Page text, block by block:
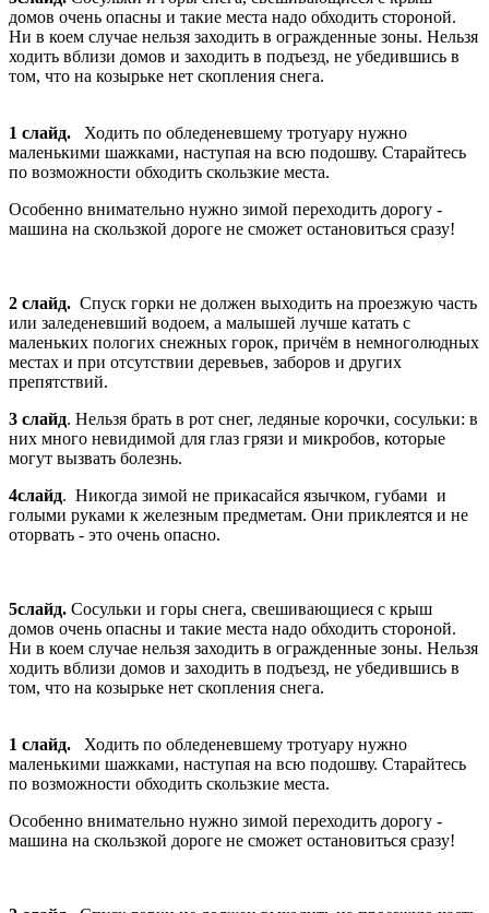
домов очень опасны и такие места надо обходить стороной.
Ни в коем случае нельзя заходить в огражденные зоны. Нельзя
ходить вблизи домов и заходить в подъезд, не убедившись в
том, что на козырьке нет скопления снега.
1 слайд. Ходить по обледеневшему тротуару нужно
маленькими шажками, наступая на всю подошву. Старайтесь
по возможности обходить скользкие места.
Особенно внимательно нужно зимой переходить дорогу -
машина на скользкой дороге не сможет остановиться сразу!
2 слайд. Спуск горки не должен выходить на проезжую часть
или заледеневший водоем, а малышей лучше катать с
маленьких пологих снежных горок, причём в немноголюдных
местах и при отсутствии деревьев, заборов и других
препятствий.
3 слайд. Нельзя брать в рот снег, ледяные корочки, сосульки: в
них много невидимой для глаз грязи и микробов, которые
могут вызвать болезнь.
4слайд. Никогда зимой не прикасайся язычком, губами и
голыми руками к железным предметам. Они приклеятся и не
оторвать - это очень опасно.
5слайд. Сосульки и горы снега, свешивающиеся с крыш
домов очень опасны и такие места надо обходить стороной.
Ни в коем случае нельзя заходить в огражденные зоны. Нельзя
ходить вблизи домов и заходить в подъезд, не убедившись в
том, что на козырьке нет скопления снега.
1 слайд. Ходить по обледеневшему тротуару нужно
маленькими шажками, наступая на всю подошву. Старайтесь
по возможности обходить скользкие места.
Особенно внимательно нужно зимой переходить дорогу -
машина на скользкой дороге не сможет остановиться сразу!